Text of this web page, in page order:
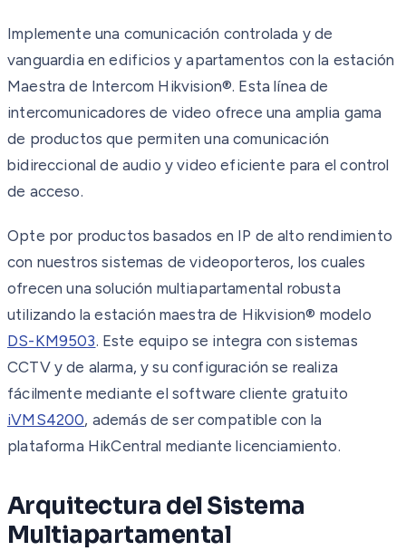
Implemente una comunicación controlada y de
vanguardia en edificios y apartamentos con la estación
Maestra de Intercom Hikvision®. Esta línea de
intercomunicadores de video ofrece una amplia gama
de productos que permiten una comunicación
bidireccional de audio y video eficiente para el control
de acceso.
Opte por productos basados en IP de alto rendimiento
con nuestros sistemas de videoporteros, los cuales
ofrecen una solución multiapartamental robusta
utilizando la estación maestra de Hikvision® modelo
DS-KM9503. Este equipo se integra con sistemas
CCTV y de alarma, y su configuración se realiza
fácilmente mediante el software cliente gratuito
iVMS4200, además de ser compatible con la
plataforma HikCentral mediante licenciamiento.
Arquitectura del Sistema
Multiapartamental